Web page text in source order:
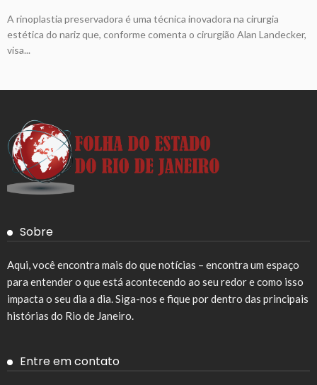
A rinoplastia preservadora é uma técnica inovadora na cirurgia
estética do nariz que, conforme comenta o cirurgião Alan Landecker,
visa...
Sobre
Aqui, você encontra mais do que notícias – encontra um espaço
para entender o que está acontecendo ao seu redor e como isso
impacta o seu dia a dia. Siga-nos e fique por dentro das principais
histórias do Rio de Janeiro.
Entre em contato